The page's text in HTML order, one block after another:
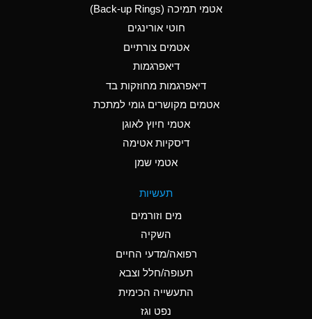
Aluminum Phosphate
Ammonia Anhydrous
B
Ammonia Gas (cold)
A
Ammonia Gas (hot)
Ammonium Hydroxide
D
Ammonium Nitrate
אטמי תמיכה (Back-up Rings)
חוטי אורינגים
אטמים צורתיים
דיאפרגמות
דיאפרגמות מחוזקות בד
אטמים מקושרים גומי למתכת
אטמי חיוץ לאוגן
דיסקיות אטימה
אטמי שמן
תעשיות
מים וזורמים
השקיה
רפואה/מדעי החיים
תעופה/חלל וצבא
התעשייה הכימית
נפט וגז